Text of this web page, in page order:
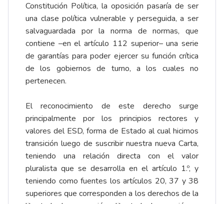
Constitución Política, la oposición pasaría de ser
una clase política vulnerable y perseguida, a ser
salvaguardada por la norma de normas, que
contiene –en el artículo 112 superior– una serie
de garantías para poder ejercer su función crítica
de los gobiernos de turno, a los cuales no
pertenecen.
El reconocimiento de este derecho surge
principalmente por los principios rectores y
valores del ESD, forma de Estado al cual hicimos
transición luego de suscribir nuestra nueva Carta,
teniendo una relación directa con el valor
pluralista que se desarrolla en el artículo 1.º, y
teniendo como fuentes los artículos 20, 37 y 38
superiores que corresponden a los derechos de la